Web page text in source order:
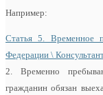
Например:
Статья 5. Временное
Федерации \
2. Временно
гражданин обязан